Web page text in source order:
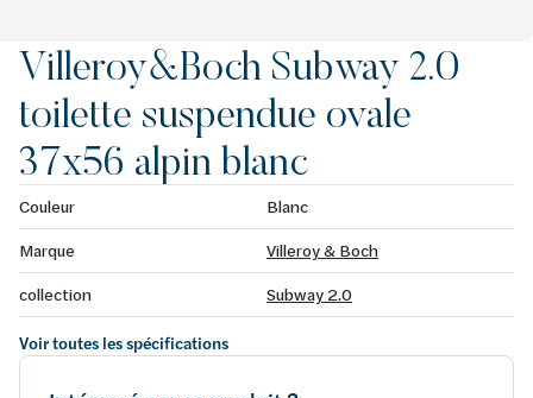
Villeroy&Boch Subway 2.0
toilette suspendue ovale
37x56 alpin blanc
Couleur
Blanc
Marque
Villeroy & Boch
collection
Subway 2.0
Voir toutes les spécifications